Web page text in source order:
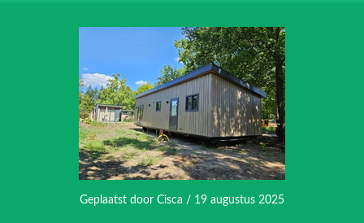
Geplaatst door Cisca / 19 augustus 2025